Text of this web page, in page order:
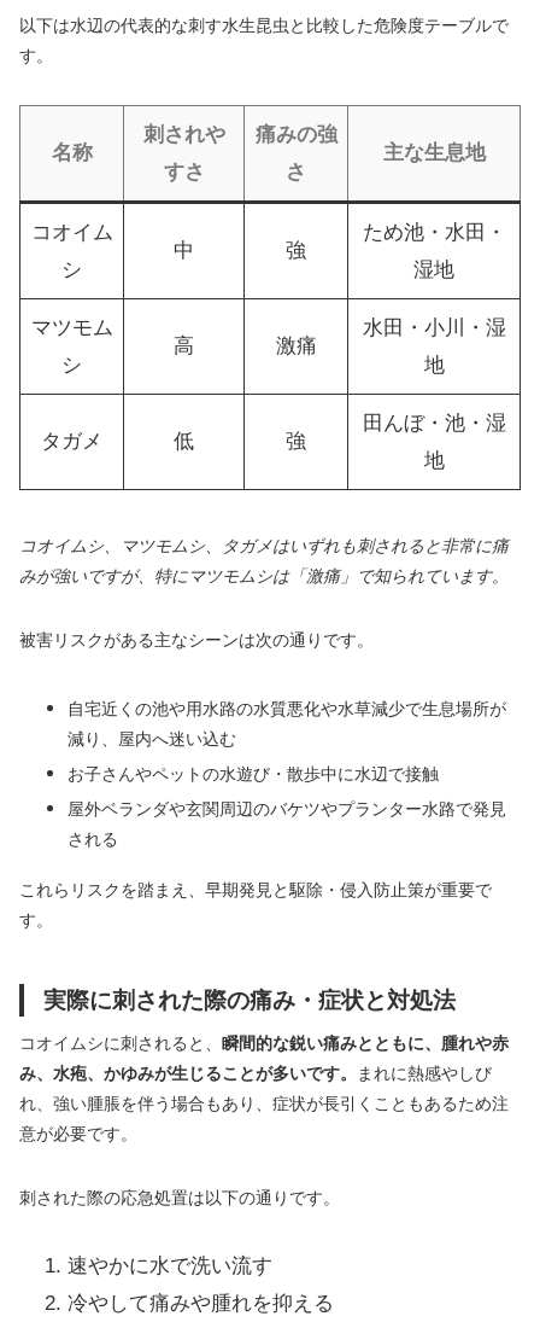
以下は水辺の代表的な刺す水生昆虫と比較した危険度テーブルで
す。
名称
刺されや
すさ
痛みの強
さ
主な生息地
コオイム
シ
中 強
ため池・水田・
湿地
マツモム
シ
高 激痛
水田・小川・湿
地
タガメ 低 強
田んぼ・池・湿
地
コオイムシ、マツモムシ、タガメはいずれも刺されると非常に痛
みが強いですが、特にマツモムシは「激痛」で知られています。
被害リスクがある主なシーンは次の通りです。
自宅近くの池や用水路の水質悪化や水草減少で生息場所が
減り、屋内へ迷い込む
お子さんやペットの水遊び・散歩中に水辺で接触
屋外ベランダや玄関周辺のバケツやプランター水路で発見
される
これらリスクを踏まえ、早期発見と駆除・侵入防止策が重要で
す。
実際に刺された際の痛み・症状と対処法
コオイムシに刺されると、 瞬間的な鋭い痛みとともに、腫れや赤
み、水疱、かゆみが生じることが多いです。
まれに熱感やしび
れ、強い腫脹を伴う場合もあり、症状が長引くこともあるため注
意が必要です。
刺された際の応急処置は以下の通りです。
速やかに水で洗い流す
冷やして痛みや腫れを抑える